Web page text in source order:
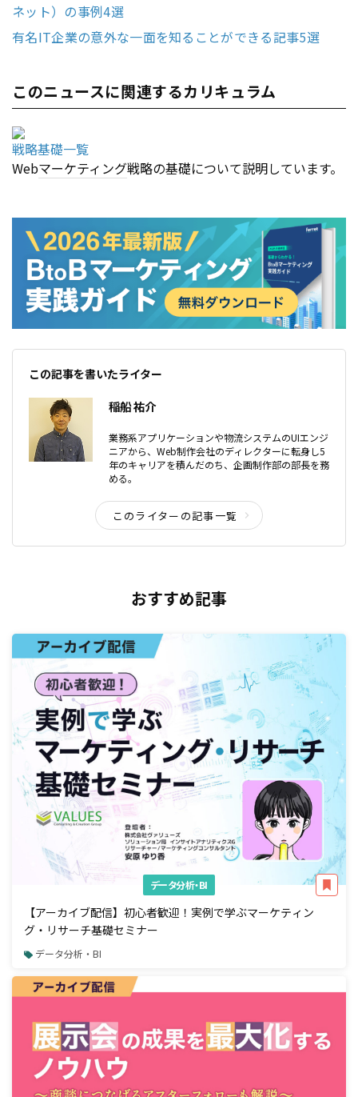
ネット）の事例4選
有名IT企業の意外な一面を知ることができる記事5選
このニュースに関連するカリキュラム
戦略基礎一覧
Webマーケティング戦略の基礎について説明しています。
この記事を書いたライター
稲船 祐介
業務系アプリケーションや物流システムのUIエンジ
ニアから、Web制作会社のディレクターに転身し5
年のキャリアを積んだのち、企画制作部の部長を務
める。
このライターの記事一覧
おすすめ記事
データ分析・BI
【アーカイブ配信】初心者歓迎！実例で学ぶマーケティン
グ・リサーチ基礎セミナー
データ分析・BI